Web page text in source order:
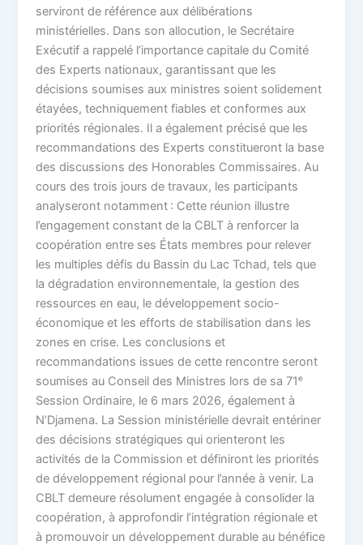
serviront de référence aux délibérations
ministérielles. Dans son allocution, le Secrétaire
Exécutif a rappelé l’importance capitale du Comité
des Experts nationaux, garantissant que les
décisions soumises aux ministres soient solidement
étayées, techniquement fiables et conformes aux
priorités régionales. Il a également précisé que les
recommandations des Experts constitueront la base
des discussions des Honorables Commissaires. Au
cours des trois jours de travaux, les participants
analyseront notamment : Cette réunion illustre
l’engagement constant de la CBLT à renforcer la
coopération entre ses États membres pour relever
les multiples défis du Bassin du Lac Tchad, tels que
la dégradation environnementale, la gestion des
ressources en eau, le développement socio-
économique et les efforts de stabilisation dans les
zones en crise. Les conclusions et
recommandations issues de cette rencontre seront
soumises au Conseil des Ministres lors de sa 71ᵉ
Session Ordinaire, le 6 mars 2026, également à
N’Djamena. La Session ministérielle devrait entériner
des décisions stratégiques qui orienteront les
activités de la Commission et définiront les priorités
de développement régional pour l’année à venir. La
CBLT demeure résolument engagée à consolider la
coopération, à approfondir l’intégration régionale et
à promouvoir un développement durable au bénéfice